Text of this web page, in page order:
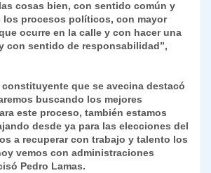
cosas bien, con sentido común y
los procesos políticos, con mayor
ocurre en la calle y con hacer una
con sentido de responsabilidad”,
que se avecina destacó
buscando los mejores
este proceso, también estamos
desde ya para las elecciones del
a recuperar con trabajo y talento los
vemos con administraciones
Pedro Lamas.